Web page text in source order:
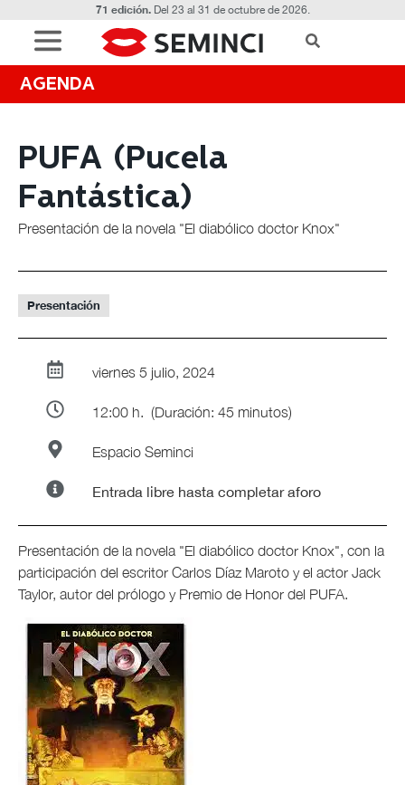
71 edición.Del 23 al 31 de octubre de 2026.
AGENDA
PUFA (Pucela
Fantástica)
Presentación de la novela "El diabólico doctor Knox"
Presentación
viernes 5 julio, 2024
12:00 h. (Duración: 45 minutos)
Espacio Seminci
Entrada libre hasta completar aforo
Presentación de la novela "El diabólico doctor Knox", con la
participación del escritor Carlos Díaz Maroto y el actor Jack
Taylor, autor del prólogo y Premio de Honor del PUFA.